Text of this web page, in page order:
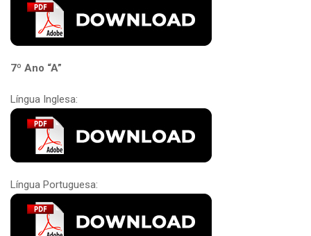
7º Ano “A”
Língua Inglesa:
Língua Portuguesa: